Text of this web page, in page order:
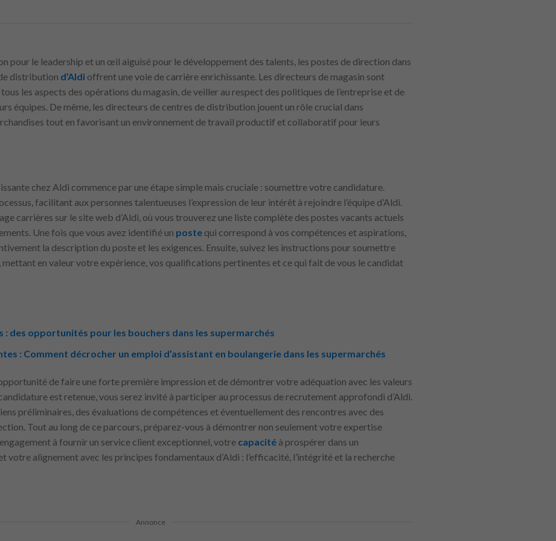
pour le leadership et un œil aiguisé pour le développement des talents, les postes de direction dans
distribution d’Aldi offrent une voie de carrière enrichissante. Les directeurs de magasin sont
les aspects des opérations du magasin, de veiller au respect des politiques de l’entreprise et de
équipes. De même, les directeurs de centres de distribution jouent un rôle crucial dans
tout en favorisant un environnement de travail productif et collaboratif pour leurs
chez Aldi commence par une étape simple mais cruciale : soumettre votre candidature.
facilitant aux personnes talentueuses l’expression de leur intérêt à rejoindre l’équipe d’Aldi.
carrières sur le site web d’Aldi, où vous trouverez une liste complète des postes vacants actuels
Une fois que vous avez identifié un poste qui correspond à vos compétences et aspirations,
la description du poste et les exigences. Ensuite, suivez les instructions pour soumettre
en valeur votre expérience, vos qualifications pertinentes et ce qui fait de vous le candidat
: des opportunités pour les bouchers dans les supermarchés
: Comment décrocher un emploi d’assistant en boulangerie dans les supermarchés
de faire une forte première impression et de démontrer votre adéquation avec les valeurs
est retenue, vous serez invité à participer au processus de recrutement approfondi d’Aldi.
préliminaires, des évaluations de compétences et éventuellement des rencontres avec des
Tout au long de ce parcours, préparez-vous à démontrer non seulement votre expertise
à fournir un service client exceptionnel, votre capacité à prospérer dans un
votre alignement avec les principes fondamentaux d’Aldi : l’efficacité, l’intégrité et la recherche
Annonce